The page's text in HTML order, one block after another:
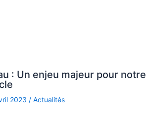
: Un enjeu majeur pour notre
2023 / Actualités